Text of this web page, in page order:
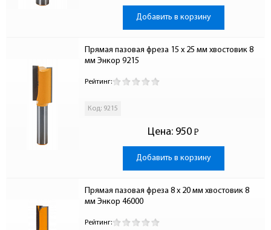
Добавить в корзину
Прямая пазовая фреза 15 x 25 мм хвостовик 8
мм Энкор 9215
Рейтинг:
Код: 9215
Цена: 950 Р
-
Добавить в корзину
Прямая пазовая фреза 8 x 20 мм хвостовик 8
мм Энкор 46000
Рейтинг: